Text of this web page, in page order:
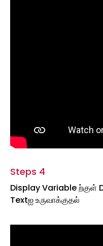
Steps 4
Display Variable ற்குள்
Textஐ உருவாக்குதல்